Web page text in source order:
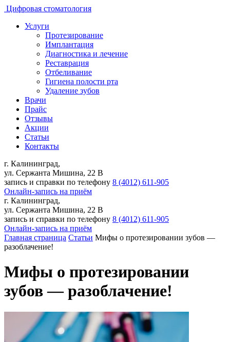
Цифровая стоматология
Услуги
Протезирование
Имплантация
Диагностика и лечение
Реставрация
Отбеливание
Гигиена полости рта
Удаление зубов
Врачи
Прайс
Отзывы
Акции
Статьи
Контакты
г. Калининград,
ул. Сержанта Мишина, 22 В
запись и справки по телефону 8 (4012) 611-905
Онлайн-запись на приём
г. Калининград,
ул. Сержанта Мишина, 22 В
запись и справки по телефону 8 (4012) 611-905
Онлайн-запись на приём
Главная страница Статьи Мифы о протезировании зубов —
разоблачение!
Мифы о протезировании
зубов — разоблачение!